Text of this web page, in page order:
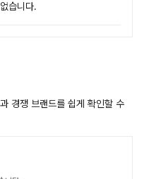
습니다.
경쟁 브랜드를 쉽게 확인할 수